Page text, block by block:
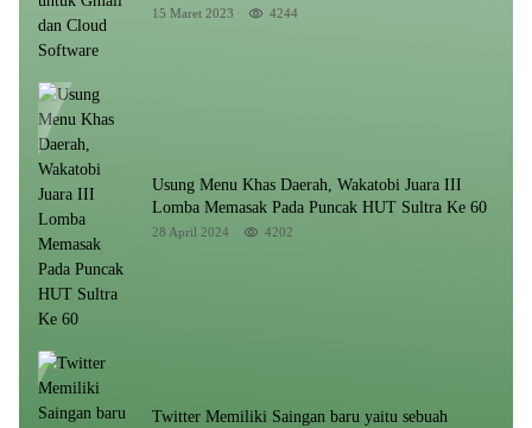
15 Maret 2023 4244
Usung Menu Khas Daerah, Wakatobi Juara III
Lomba Memasak Pada Puncak HUT Sultra Ke 60
28 April 2024 4202
Twitter Memiliki Saingan baru yaitu sebuah